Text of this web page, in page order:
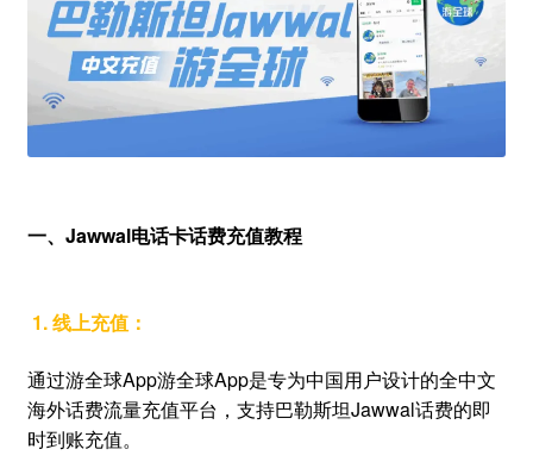
一、Jawwal电话卡话费充值教程
1. 线上充值：
通过游全球App游全球App是专为中国用户设计的全中文
海外话费流量充值平台，支持巴勒斯坦Jawwal话费的即
时到账充值。